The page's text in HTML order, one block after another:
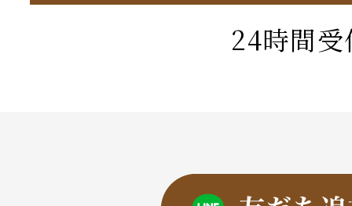
24時間受